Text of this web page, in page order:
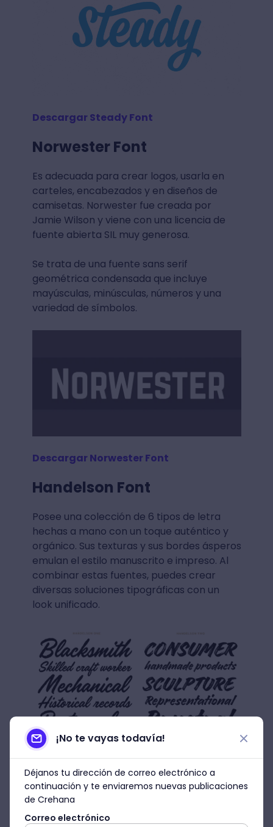
Descargar Steady Font
Norwester Font
Es adecuada para crear logos, usarla en
carteles, encabezados y en diseños de
camisetas. Norwester fue creada por
Jamie Wilson y viene con una licencia de
fuente abierta SIL muy generosa.
Se trata de una fuente sans serif
geométrica condensada que incluye
mayúsculas, minúsculas, números y una
variedad de símbolos.
Descargar Norwester Font
Handelson Font
Posee una colección de 6 tipos de letra
hechas a mano con un toque auténtico y
orgánico. Sus texturas y sus bordes ásperos
emulan el estilo manuscrito e impreso. Al
combinar estas fuentes, puedes crear
diversas soluciones tipográficas con un
look unificado.
Descargar Handelson Font
Harabara Font
Es una fuente sans-serif básica diseñada
¡No te vayas todavía!
Déjanos tu dirección de correo electrónico a
continuación y te enviaremos nuevas publicaciones
de Crehana
Correo electrónico